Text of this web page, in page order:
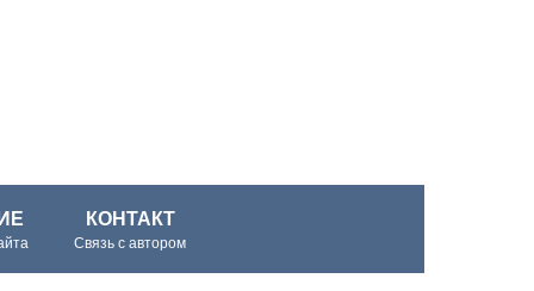
КОНТАКТ
Связь с автором